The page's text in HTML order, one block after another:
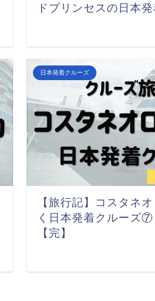
ドプリンセスの日本
日本発着クルーズ
【旅行記】コスタネ
く日本発着クルーズ⑦
【完】